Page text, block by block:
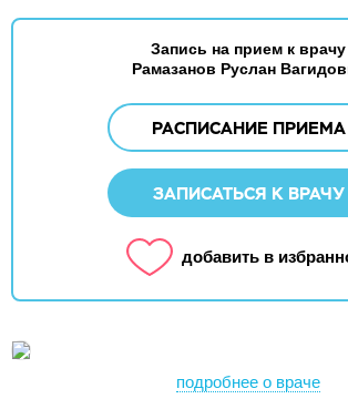
Запись на прием к врачу
Рамазанов Руслан
РАСПИСАНИЕ ПРИЕМА
ЗАПИСАТЬСЯ К ВРАЧУ
добавить в
подробнее о враче